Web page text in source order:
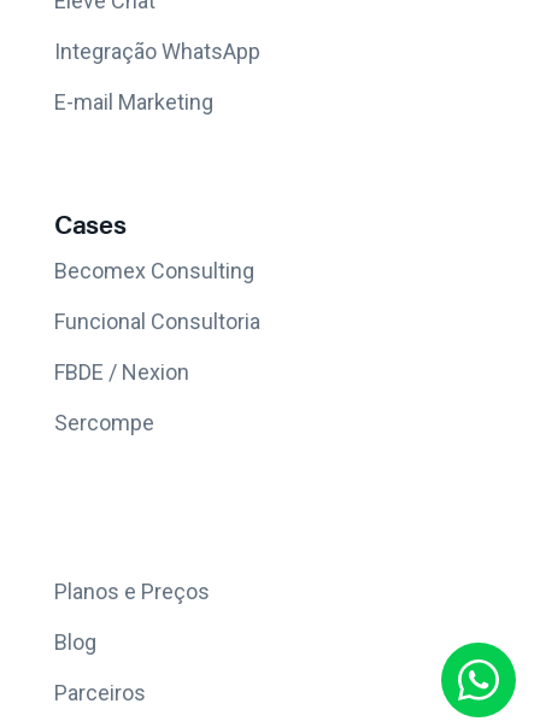
Integração WhatsApp
E-mail Marketing
Cases
Becomex Consulting
Funcional Consultoria
FBDE / Nexion
Sercompe
Planos e Preços
Blog
Parceiros